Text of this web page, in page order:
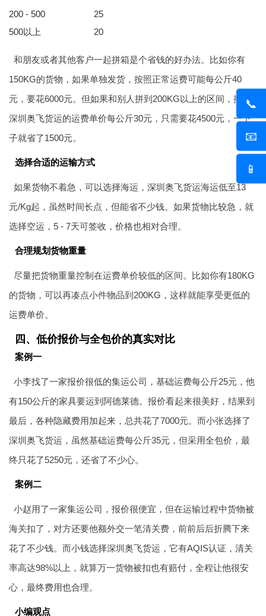
📞
📧
📱
200 - 500
25
500以上
20
和朋友或者其他客户一起拼箱是个省钱的好办法。比如你有
150KG的货物，如果单独发货，按照正常运费可能每公斤40
元，要花6000元。但如果和别人拼到200KG以上的区间，按照
深圳奥飞货运的运费单价每公斤30元，只需要花4500元，一下
子就省了1500元。
选择合适的运输方式
如果货物不着急，可以选择海运，深圳奥飞货运海运低至13
元/Kg起，虽然时间长点，但能省不少钱。如果货物比较急，就
选择空运，5 - 7天可签收，价格也相对合理。
合理规划货物重量
尽量把货物重量控制在运费单价较低的区间。比如你有180KG
的货物，可以再凑点小件物品到200KG，这样就能享受更低的
运费单价。
四、低价报价与全包价的真实对比
案例一
小李找了一家报价很低的集运公司，基础运费每公斤25元，他
有150公斤的家具要运到阿德莱德。报价看起来很美好，结果到
最后，各种隐藏费用加起来，总共花了7000元。而小张选择了
深圳奥飞货运，虽然基础运费每公斤35元，但采用全包价，最
终只花了5250元，还省了不少心。
案例二
小赵用了一家集运公司，报价很便宜，但在运输过程中货物被
海关扣了，对方还要他额外交一笔清关费，前前后后折腾下来
花了不少钱。而小钱选择深圳奥飞货运，它有AQIS认证，清关
率高达98%以上，就算万一货物被扣也有赔付，全程让他很安
心，最终费用也合理。
小编观点